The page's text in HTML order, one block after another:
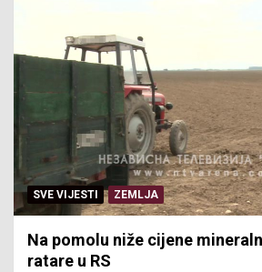
SVE VIJESTI ZEMLJA
Na pomolu niže cijene
ratare u RS